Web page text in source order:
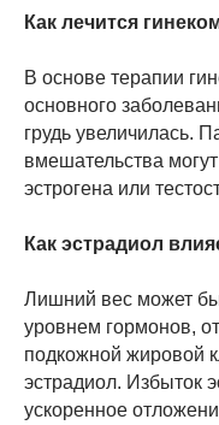
Как лечится
В основе терапии
основного
грудь увеличилась.
вмешательства
эстрогена или
Как эстрадиол
Лишний вес может
уровнем гормонов,
подкожной жировой
эстрадиол. Избыток
ускоренное